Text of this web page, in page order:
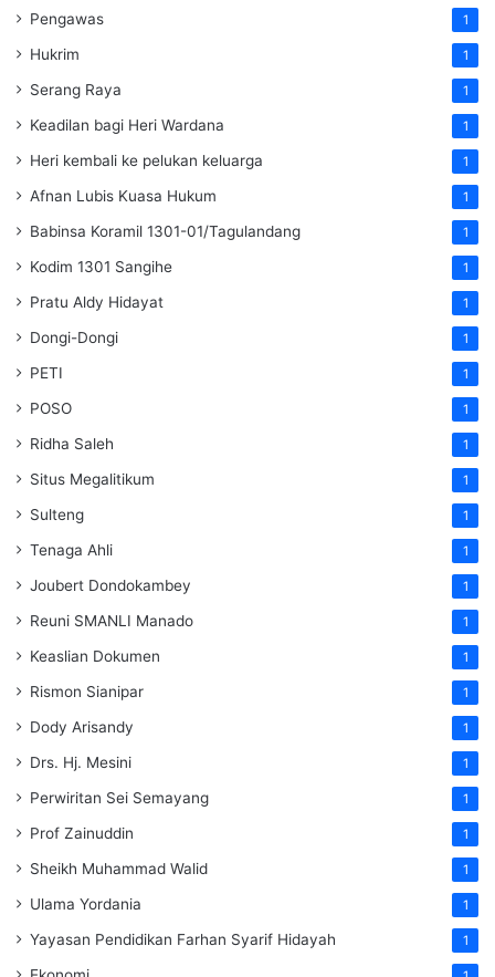
Pengawas 1
Hukrim 1
Serang Raya 1
Keadilan bagi Heri Wardana 1
Heri kembali ke pelukan keluarga 1
Afnan Lubis Kuasa Hukum 1
Babinsa Koramil 1301-01/Tagulandang 1
Kodim 1301 Sangihe 1
Pratu Aldy Hidayat 1
Dongi-Dongi 1
PETI 1
POSO 1
Ridha Saleh 1
Situs Megalitikum 1
Sulteng 1
Tenaga Ahli 1
Joubert Dondokambey 1
Reuni SMANLI Manado 1
Keaslian Dokumen 1
Rismon Sianipar 1
Dody Arisandy 1
Drs. Hj. Mesini 1
Perwiritan Sei Semayang 1
Prof Zainuddin 1
Sheikh Muhammad Walid 1
Ulama Yordania 1
Yayasan Pendidikan Farhan Syarif Hidayah 1